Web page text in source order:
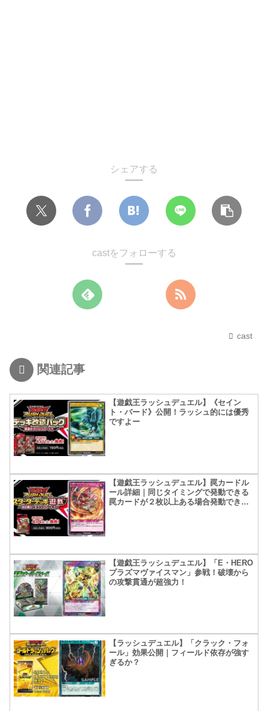
シェアする
castをフォローする
cast
関連記事
【遊戯王ラッシュデュエル】《セイン
ト・バード》公開！ラッシュ的には優秀
ですよー
【遊戯王ラッシュデュエル】罠カードル
ール詳細｜同じタイミングで発動できる
罠カードが２枚以上ある場合発動できる
【遊戯王ラッシュデュエル】「E・HERO
プラズマヴァイスマン」参戦！破壊から
の攻撃貫通が超強力！
【ラッシュデュエル】「クラック・フォ
ール」効果公開｜フィールド依存が強す
ぎるか？